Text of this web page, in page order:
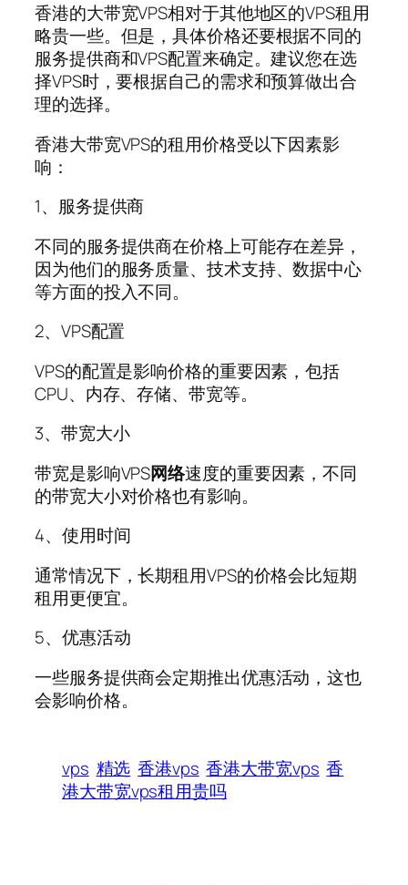
香港的大带宽VPS相对于其他地区的VPS租用
略贵一些。但是，具体价格还要根据不同的
服务提供商和VPS配置来确定。建议您在选
择VPS时，要根据自己的需求和预算做出合
理的选择。
香港大带宽VPS的租用价格受以下因素影
响：
1、服务提供商
不同的服务提供商在价格上可能存在差异，
因为他们的服务质量、技术支持、数据中心
等方面的投入不同。
2、VPS配置
VPS的配置是影响价格的重要因素，包括
CPU、内存、存储、带宽等。
3、带宽大小
带宽是影响VPS网络速度的重要因素，不同
的带宽大小对价格也有影响。
4、使用时间
通常情况下，长期租用VPS的价格会比短期
租用更便宜。
5、优惠活动
一些服务提供商会定期推出优惠活动，这也
会影响价格。
vps 精选 香港vps 香港大带宽vps 香
港大带宽vps租用贵吗